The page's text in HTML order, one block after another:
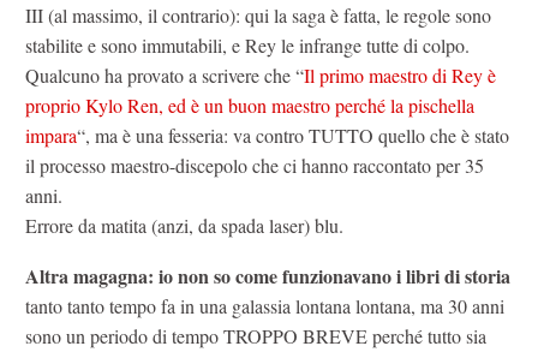
III (al massimo, il contrario): qui la saga è fatta, le regole sono
stabilite e sono immutabili, e Rey le infrange tutte di colpo.
Qualcuno ha provato a scrivere che “Il primo maestro di Rey è
proprio Kylo Ren, ed è un buon maestro perché la pischella
impara“, ma è una fesseria: va contro TUTTO quello che è stato
il processo maestro-discepolo che ci hanno raccontato per 35
anni.
Errore da matita (anzi, da spada laser) blu.
Altra magagna: io non so come funzionavano i libri di storia
tanto tanto tempo fa in una galassia lontana lontana, ma 30 anni
sono un periodo di tempo TROPPO BREVE perché tutto sia